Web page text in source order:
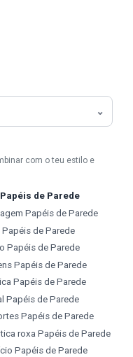
com o teu estilo e
de Parede
Papéis de Parede
Papéis de Parede
Papéis de Parede
Papéis de Parede
Papéis de Parede
Papéis de Parede
Papéis de Parede
roxa Papéis de Parede
Papéis de Parede